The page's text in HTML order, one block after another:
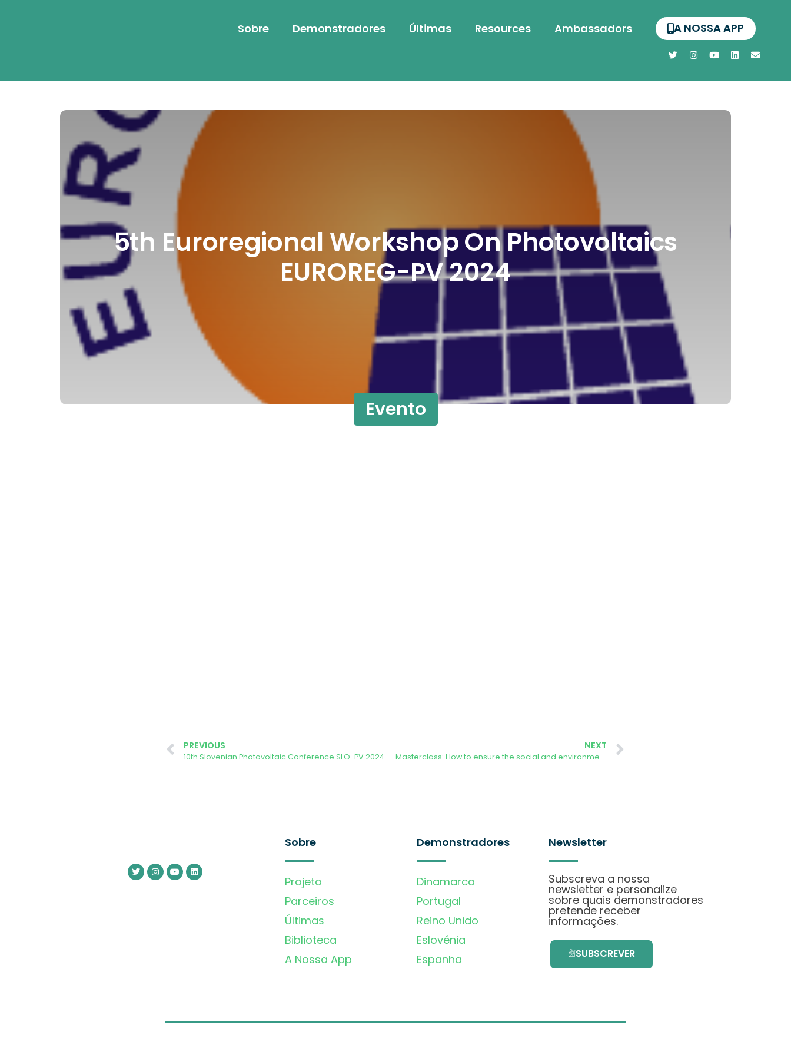
Sobre Demonstradores Últimas Resources Ambassadors A NOSSA APP
5th Euroregional Workshop On Photovoltaics
EUROREG-PV 2024
Evento
PREVIOUS
10th Slovenian Photovoltaic Conference SLO-PV 2024
NEXT
Masterclass: How to ensure the social and environmental sustainability of large solar energy projects?
Sobre
Projeto
Parceiros
Últimas
Biblioteca
A Nossa App
Demonstradores
Dinamarca
Portugal
Reino Unido
Eslovénia
Espanha
Newsletter
Subscreva a nossa
newsletter e personalize
sobre quais demonstradores
pretende receber
informações.
SUBSCREVER